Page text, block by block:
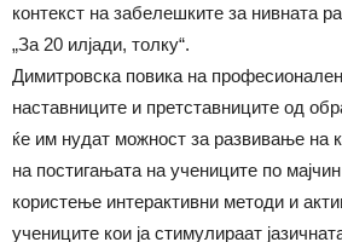
контекст на забелешките за нивната
„За 20 илјади, толку“.
Димитровска повика на
наставниците и претставниците од
ќе им нудат можност за развивање на
на постигањата на учениците по
користење интерактивни методи и
учениците кои ја стимулираат